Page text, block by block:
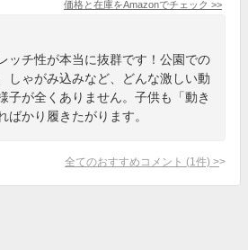
価格と在庫をAmazonでチェック >>
ッチ性が本当に抜群です！公園での
しゃがみ込みなど、どんな激しい動
子が全くありません。子供も「動き
ばかり履きたがります。
全てのおすすめコメント (1 件) >